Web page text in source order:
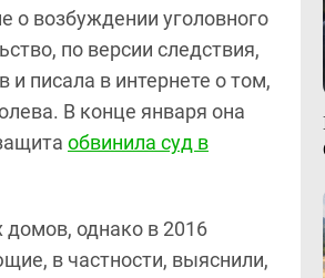
о возбуждении уголовного
по версии следствия,
писала в интернете о том,
В конце января она
обвинила суд в
однако в 2016
в частности, выяснили,